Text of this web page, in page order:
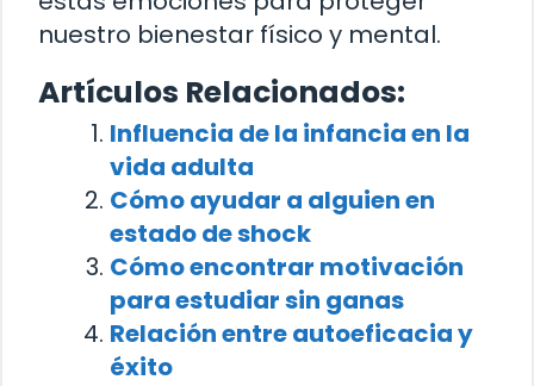
nuestro bienestar físico y mental.
Artículos Relacionados:
Influencia de la infancia en la
vida adulta
Cómo ayudar a alguien en
estado de shock
Cómo encontrar motivación
para estudiar sin ganas
Relación entre autoeficacia y
éxito